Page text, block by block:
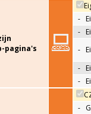
pagina's
-
-
-
-
-
-